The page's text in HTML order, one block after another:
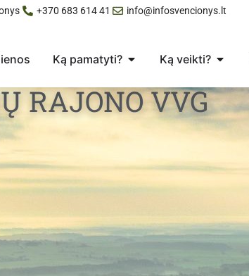
+370 683 614 41 info@infosvencionys.lt
Ką pamatyti? Ką veikti?
RAJONO VVG